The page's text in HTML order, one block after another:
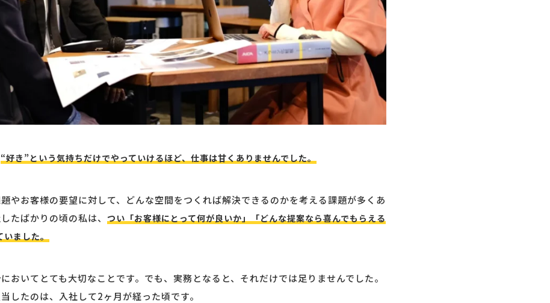
“好き”という気持ちだけでやっていけるほど、仕事は甘くありませんでした。
やお客様の要望に対して、どんな空間をつくれば解決できるのかを考える課題が多くあ
たばかりの頃の私は、 つい「お客様にとって何が良いか」「どんな提案なら喜んでもらえる
ました。
おいてとても大切なことです。でも、実務となると、それだけでは足りませんでした。
したのは、入社して2ヶ月が経った頃です。